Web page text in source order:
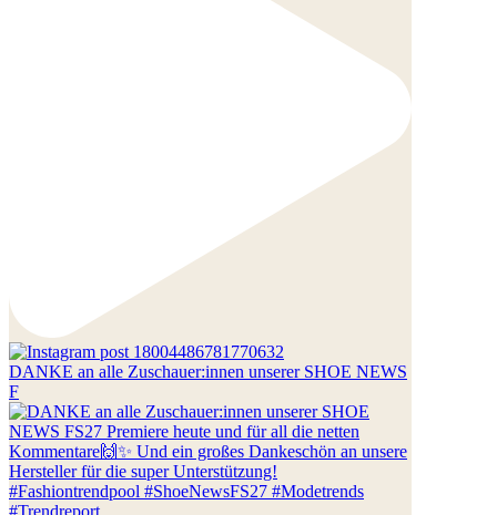
DANKE an alle Zuschauer:innen unserer SHOE NEWS
F